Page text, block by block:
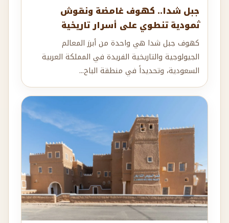
جبل شدا.. كهوف غامضة ونقوش
ثمودية تنطوي على أسرار تاريخية
كهوف جبل شدا هي واحدة من أبرز المعالم
الجيولوجية والتاريخية الفريدة في المملكة العربية
السعودية، وتحديداً في منطقة الباح...